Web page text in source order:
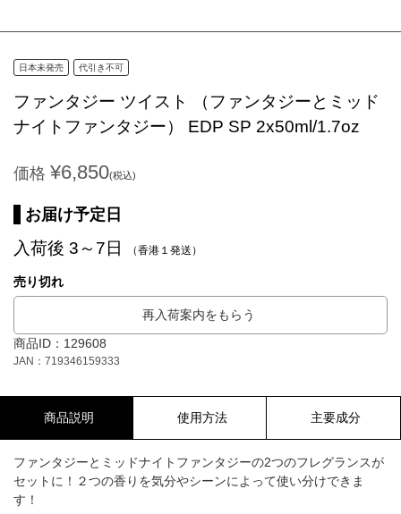
日本未発売 代引き不可
ファンタジー ツイスト （ファンタジーとミッド
ナイトファンタジー） EDP SP 2x50ml/1.7oz
価格 ¥6,850(税込)
お届け予定日
入荷後 3～7日 （香港１発送）
売り切れ
再入荷案内をもらう
商品ID：129608
JAN：719346159333
商品説明 使用方法 主要成分
ファンタジーとミッドナイトファンタジーの2つのフレグランスが
セットに！２つの香りを気分やシーンによって使い分けできま
す！